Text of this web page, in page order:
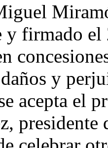
firmado el
y
acepta el